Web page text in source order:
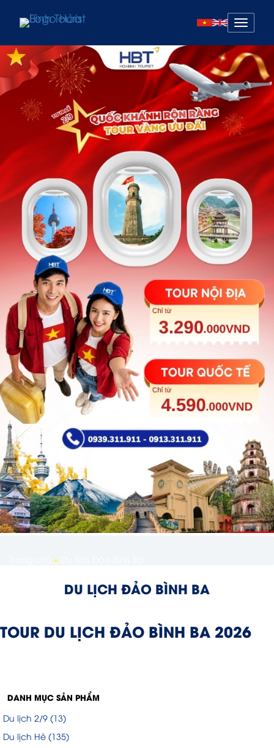
Mở
menu
»
DU LỊCH ĐẢO BÌNH BA
TOUR DU LỊCH ĐẢO BÌNH BA 2026
DANH MỤC SẢN PHẨM
Du lịch 2/9 (13)
Du lịch Hè (135)